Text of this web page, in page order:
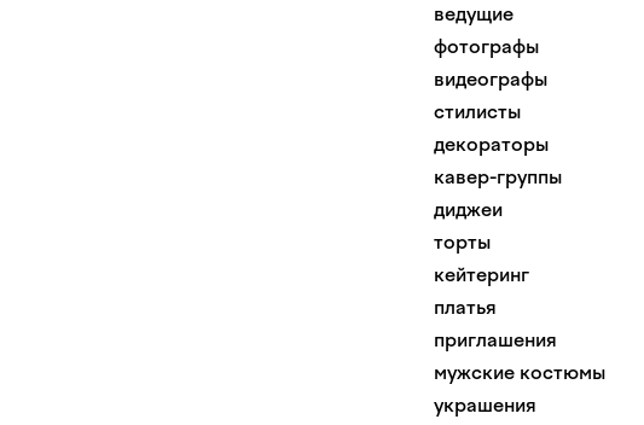
ведущие
фотографы
видеографы
стилисты
декораторы
кавер-группы
диджеи
торты
кейтеринг
платья
приглашения
мужские костюмы
украшения